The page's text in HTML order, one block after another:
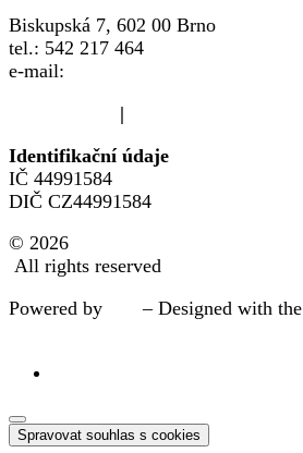
Biskupská 7, 602 00 Brno
tel.: 542 217 464
e-mail:
|
Identifikační údaje
IČ 44991584
DIČ CZ44991584
© 2026
All rights reserved
Powered by
– Designed with the
Spravovat souhlas s cookies